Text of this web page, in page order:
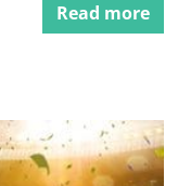
Read more